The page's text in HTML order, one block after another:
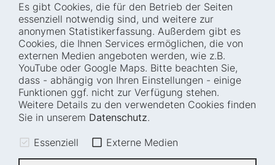
Es gibt Cookies, die für den Betrieb der Seiten
essenziell notwendig sind, und weitere zur
anonymen Statistikerfassung. Außerdem gibt es
Cookies, die Ihnen Services ermöglichen, die von
externen Medien angeboten werden, wie z.B.
YouTube oder Google Maps. Bitte beachten Sie,
dass - abhängig von Ihren Einstellungen - einige
Funktionen ggf. nicht zur Verfügung stehen.
Weitere Details zu den verwendeten Cookies finden
Sie in unserem Datenschutz.
Essenziell Externe Medien
Startseite
Wer wir sind
Wie wir arbeiten
Projekte
Fellowships
Karriere
Blog
Presse
Termine
Barrierefreiheit
Transparenz
Glossar
Anfahrt und
Leichte Sprache
Impressum
Sitemap